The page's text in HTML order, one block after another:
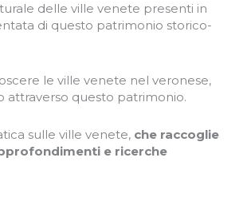
delle ville venete presenti in
di questo patrimonio storico-
le ville venete nel veronese,
attraverso questo patrimonio.
sulle ville venete, che raccoglie
e ricerche